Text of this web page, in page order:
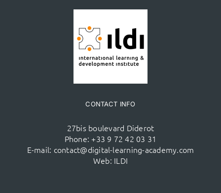
CONTACT INFO
27bis boulevard Diderot
Phone: +33 9 72 42 03 31
E-mail: contact@digital-learning-academy.com
Web: ILDI